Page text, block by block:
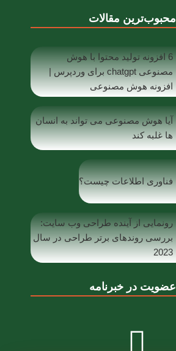
محبوب‌ترین مقالات
6 افزونه تولید محتوا با هوش
مصنوعی chatgpt برای وردپرس |
افزونه هوش مصنوعی
آیا هوش مصنوعی می تواند به انسان
ها غلبه کند
فناوری اطلاعات چیست؟
رونمایی از آینده طراحی وب سایت:
بررسی روندهای برتر طراحی در سال
2023
عضویت در خبرنامه